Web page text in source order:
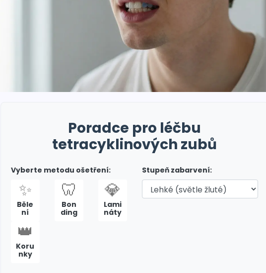
Poradce pro léčbu
tetracyklinových zubů
Vyberte metodu ošetření:
✨
Běle
ní
🦷
Bon
ding
💎
Lami
náty
👑
Koru
nky
Stupeň zabarvení: